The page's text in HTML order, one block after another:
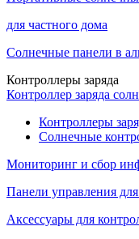
для частного дома
Солнечные панели в
Контроллеры заряда
Контроллер заряда
Контроллеры
Солнечные
Мониторинг и сбор
Панели управления
Аксессуары для